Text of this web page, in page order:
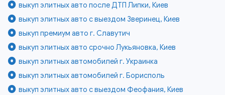
выкуп элитных авто после ДТП Липки, Киев
выкуп элитных авто с выездом Зверинец, Киев
выкуп премиум авто г. Славутич
выкуп элитных авто срочно Лукьяновка, Киев
выкуп элитных автомобилей г. Украинка
выкуп элитных автомобилей г. Борисполь
выкуп элитных авто с выездом Феофания, Киев